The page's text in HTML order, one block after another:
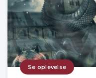
Se oplevelse